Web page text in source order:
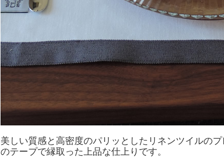
美しい質感と高密度のパリッとしたリネンツイルの
のテープで縁取った上品な仕上りです。